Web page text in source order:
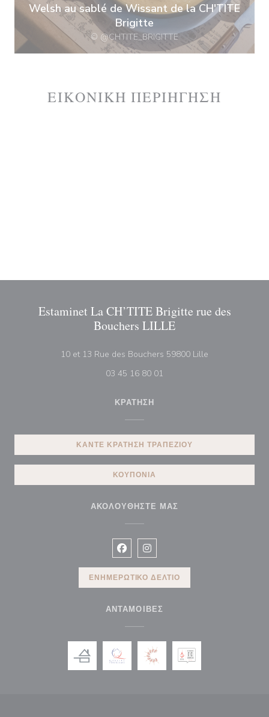
Welsh au sablé de Wissant de la CH'TITE
Brigitte
© @CHTITE_BRIGITTE
ΕΙΚΟΝΙΚΉ ΠΕΡΙΉΓΗΣΗ
Estaminet La CH’TITE Brigitte rue des
Bouchers LILLE
10 et 13 Rue des Bouchers 59800 Lille
03 45 16 80 01
ΚΡΆΤΗΣΗ
ΚΆΝΤΕ ΚΡΆΤΗΣΗ ΤΡΑΠΕΖΙΟΎ
ΚΟΥΠΌΝΙΑ
ΑΚΟΛΟΥΘΉΣΤΕ ΜΑΣ
Facebook ((ανοίγει σε νέο
Instagram ((ανοίγει σε νέο
ΕΝΗΜΕΡΩΤΙΚΌ ΔΕΛΤΊΟ
ΑΝΤΑΜΟΙΒΈΣ